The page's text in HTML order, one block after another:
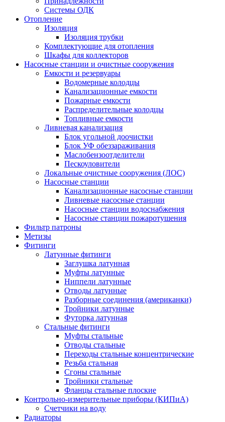
Системы ОДК
Отопление
Изоляция
Изоляция трубки
Комплектующие для отопления
Шкафы для коллекторов
Насосные станции и очистные сооружения
Емкости и резервуары
Водомерные колодцы
Канализационные емкости
Пожарные емкости
Распределительные колодцы
Топливные емкости
Ливневая канализация
Блок угольной доочистки
Блок УФ обеззараживания
Маслобензоотделители
Пескоуловители
Локальные очистные сооружения (ЛОС)
Насосные станции
Канализационные насосные станции
Ливневые насосные станции
Насосные станции водоснабжения
Насосные станции пожаротушения
Фильтр патроны
Метизы
Фитинги
Латунные фитинги
Заглушка латунная
Муфты латунные
Ниппели латунные
Отводы латунные
Разборные соединения (американки)
Тройники латунные
Футорка латунная
Стальные фитинги
Муфты стальные
Отводы стальные
Переходы стальные концентрические
Резьба стальная
Сгоны стальные
Тройники стальные
Фланцы стальные плоские
Контрольно-измерительные приборы (КИПиА)
Счетчики на воду
Радиаторы